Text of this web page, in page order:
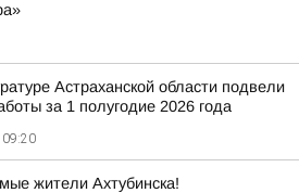
Астраханской области подвели
за 1 полугодие 2026 года
09:20
жители Ахтубинска!